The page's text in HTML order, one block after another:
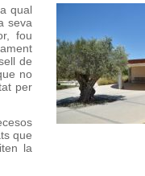
qual
seva
fou
de
no
per
que
la